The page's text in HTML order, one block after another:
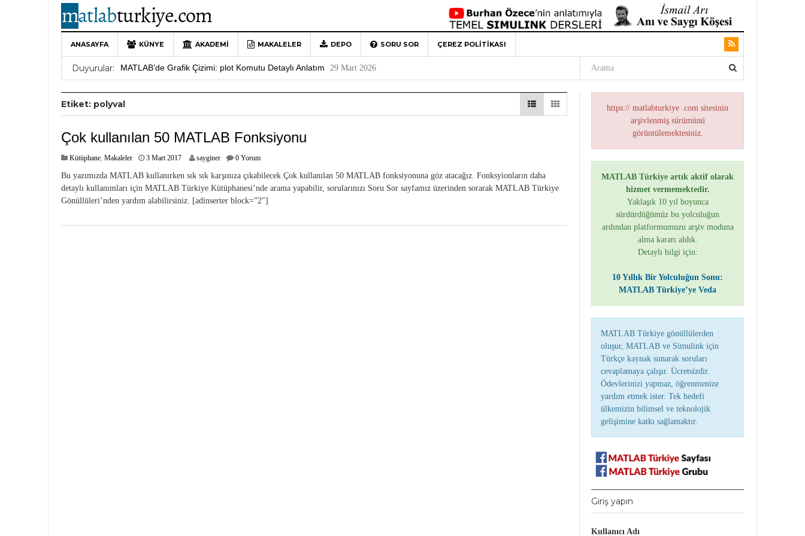
ANASAYFA KÜNYE AKADEMI MAKALELER DEPO SORU SOR ÇEREZ POLITIKASI
Duyurular:
10 Yıllık Bir Yolculuğun Sonu: MATLAB Türkiye’ye Veda 4 Mayıs 2026
MATLAB’de Grafik Çizimi: plot Komutu Detaylı Anlatım 29 Mart 2026
MATLAB Türkiye Live Editor Kullanım Rehberi
Etiket: polyval
Çok kullanılan 50 MATLAB Fonksiyonu
Kütüphane, Makaleler 3 Mart 20171
N
s
sayginer 0 Yorum
Bu yazımızda MATLAB kullanırken sık sık karşınıza çıkabilecek Çok kullanılan 50 MATLAB fonksiyonuna göz atacağız. Fonksyionların daha
detaylı kullanımları için MATLAB Türkiye Kütüphanesi‘nde arama yapabilir, sorularınızı Soru Sor sayfamız üzerinden sorarak MATLAB Türkiye
Gönüllüleri’nden yardım alabilirsiniz. [adinserter block=”2″]
https:// matlabturkiye .com sitesinin
arşivlenmiş sürümünü
görüntülemektesiniz.
MATLAB Türkiye artık aktif olarak
hizmet vermemektedir.
Yaklaşık 10 yıl boyunca
sürdürdüğümüz bu yolculuğun
ardından platformumuzu arşiv moduna
alma kararı aldık.
Detaylı bilgi için:
10 Yıllık Bir Yolculuğun Sonu:
MATLAB Türkiye’ye Veda
MATLAB Türkiye gönüllülerden
oluşur, MATLAB ve Simulink için
Türkçe kaynak sunarak soruları
cevaplamaya çalışır. Ücretsizdir.
Ödevlerinizi yapmaz, öğrenmenize
yardım etmek ister. Tek hedefi
ülkemizin bilimsel ve teknolojik
gelişimine katkı sağlamaktır.
Giriş yapın
Kullanıcı Adı